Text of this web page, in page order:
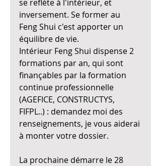
se reflète à l'intérieur, et
inversement. Se former au
Feng Shui c'est apporter un
équilibre de vie.
Intérieur Feng Shui dispense 2
formations par an, qui sont
finançables par la formation
continue professionnelle
(AGEFICE, CONSTRUCTYS,
FIFPL..) : demandez moi des
renseignements, je vous aiderai
à monter votre dossier.
La prochaine démarre le 28